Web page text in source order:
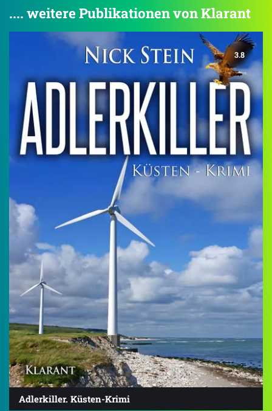
.... weitere Publikationen von Klarant
3.8
Adlerkiller. Küsten-Krimi